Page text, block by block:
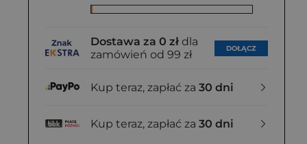
Dostawa za 0 zł dla
zamówień od 99 zł
DOŁĄCZ
Kup teraz, zapłać za 30 dni
Kup teraz, zapłać za 30 dni